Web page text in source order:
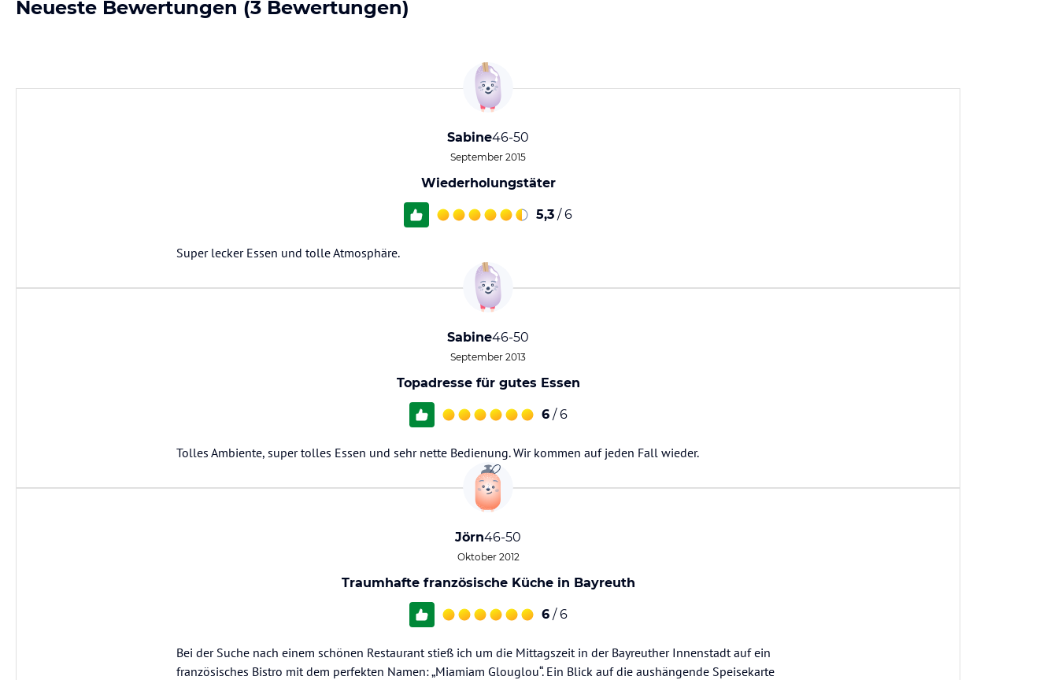
Neueste Bewertungen (3 Bewertungen)
Sabine46-50
September 2015
Wiederholungstäter
5,3 / 6
Super lecker Essen und tolle Atmosphäre.
Sabine46-50
September 2013
Topadresse für gutes Essen
6 / 6
Tolles Ambiente, super tolles Essen und sehr nette Bedienung. Wir kommen auf jeden Fall wieder.
Jörn46-50
Oktober 2012
Traumhafte französische Küche in Bayreuth
6 / 6
Bei der Suche nach einem schönen Restaurant stieß ich um die Mittagszeit in der Bayreuther Innenstadt auf ein
französisches Bistro mit dem perfekten Namen: „Miamiam Glouglou“. Ein Blick auf die aushängende Speisekarte